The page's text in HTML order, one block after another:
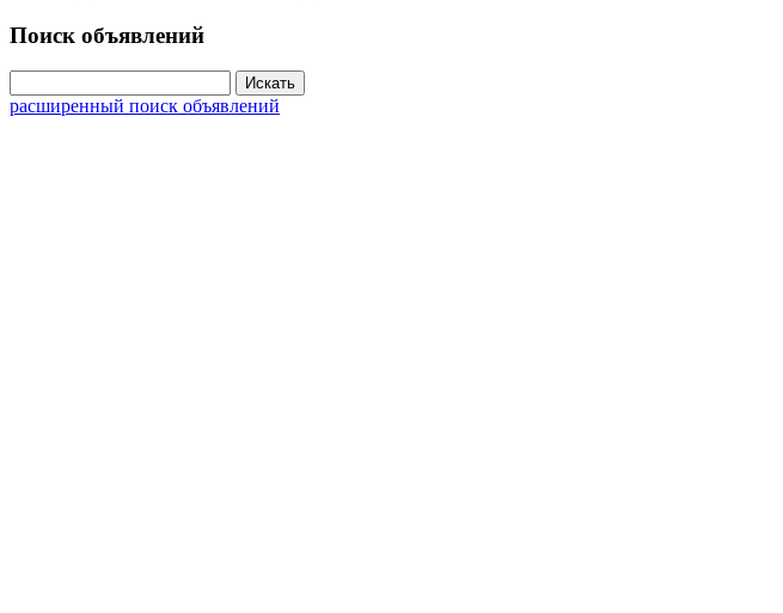
Поиск объявлений
расширенный поиск объявлений